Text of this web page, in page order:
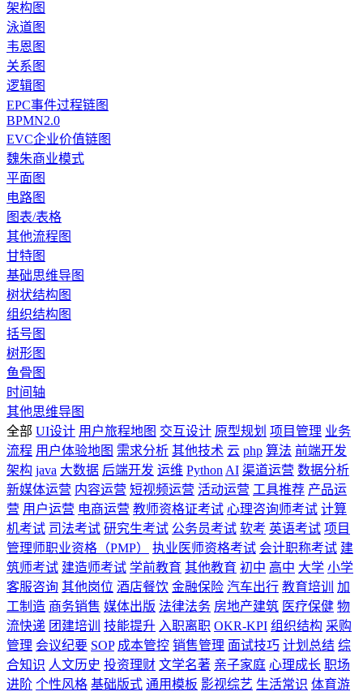
架构图
泳道图
韦恩图
关系图
逻辑图
EPC事件过程链图
BPMN2.0
EVC企业价值链图
魏朱商业模式
平面图
电路图
图表/表格
其他流程图
甘特图
基础思维导图
树状结构图
组织结构图
括号图
树形图
鱼骨图
时间轴
其他思维导图
全部 UI设计 用户旅程地图 交互设计 原型规划 项目管理 业务
流程 用户体验地图 需求分析 其他技术 云 php 算法 前端开发
架构 java 大数据 后端开发 运维 Python AI 渠道运营 数据分析
新媒体运营 内容运营 短视频运营 活动运营 工具推荐 产品运
营 用户运营 电商运营 教师资格证考试 心理咨询师考试 计算
机考试 司法考试 研究生考试 公务员考试 软考 英语考试 项目
管理师职业资格（PMP）
执业医师资格考试 会计职称考试 建
筑师考试 建造师考试 学前教育 其他教育 初中 高中 大学 小学
客服咨询 其他岗位 酒店餐饮 金融保险 汽车出行 教育培训
加
工制造 商务销售 媒体出版 法律法务 房地产建筑 医疗保健 物
流快递 团建培训 技能提升 入职离职 OKR-KPI 组织结构 采购
管理 会议纪要 SOP 成本管控 销售管理 面试技巧 计划总结 综
合知识 人文历史 投资理财 文学名著 亲子家庭 心理成长 职场
进阶 个性风格 基础版式 通用模板 影视综艺 生活常识 体育游